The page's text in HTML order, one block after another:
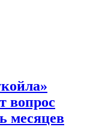
вопрос
месяцев